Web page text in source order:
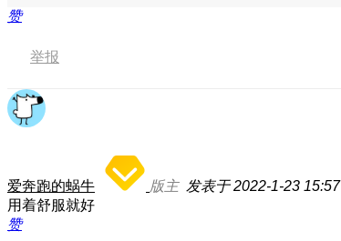
赞
举报
爱奔跑的蜗牛 版主 发表于 2022-1-23 15:57
用着舒服就好
赞